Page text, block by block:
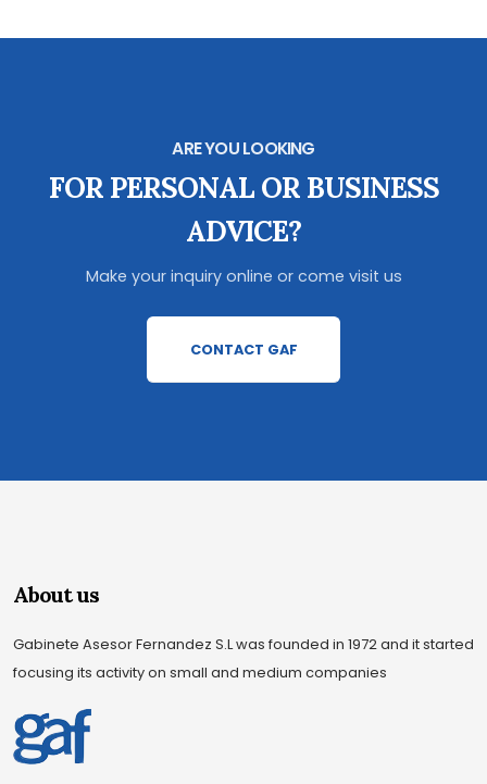
ARE YOU LOOKING
FOR PERSONAL OR BUSINESS
ADVICE?
Make your inquiry online or come visit us
CONTACT GAF
About us
Gabinete Asesor Fernandez S.L was founded in 1972 and it started
focusing its activity on small and medium companies